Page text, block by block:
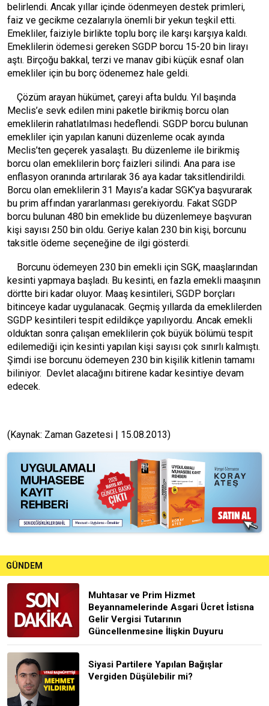
belirlendi. Ancak yıllar içinde ödenmeyen destek primleri,
faiz ve gecikme cezalarıyla önemli bir yekun teşkil etti.
Emekliler, faiziyle birlikte toplu borç ile karşı karşıya kaldı.
Emeklilerin ödemesi gereken SGDP borcu 15-20 bin lirayı
aştı. Birçoğu bakkal, terzi ve manav gibi küçük esnaf olan
emekliler için bu borç ödenemez hale geldi.
Çözüm arayan hükümet, çareyi afta buldu. Yıl başında
Meclis’e sevk edilen mini paketle birikmiş borcu olan
emeklilerin rahatlatılması hedeflendi. SGDP borcu bulunan
emekliler için yapılan kanuni düzenleme ocak ayında
Meclis’ten geçerek yasalaştı. Bu düzenleme ile birikmiş
borcu olan emeklilerin borç faizleri silindi. Ana para ise
enflasyon oranında artırılarak 36 aya kadar taksitlendirildi.
Borcu olan emeklilerin 31 Mayıs’a kadar SGK’ya başvurarak
bu prim affından yararlanması gerekiyordu. Fakat SGDP
borcu bulunan 480 bin emeklide bu düzenlemeye başvuran
kişi sayısı 250 bin oldu. Geriye kalan 230 bin kişi, borcunu
taksitle ödeme seçeneğine de ilgi gösterdi.
Borcunu ödemeyen 230 bin emekli için SGK, maaşlarından
kesinti yapmaya başladı. Bu kesinti, en fazla emekli maaşının
dörtte biri kadar oluyor. Maaş kesintileri, SGDP borçları
bitinceye kadar uygulanacak. Geçmiş yıllarda da emeklilerden
SGDP kesintileri tespit edildikçe yapılıyordu. Ancak emekli
olduktan sonra çalışan emeklilerin çok büyük bölümü tespit
edilemediği için kesinti yapılan kişi sayısı çok sınırlı kalmıştı.
Şimdi ise borcunu ödemeyen 230 bin kişilik kitlenin tamamı
biliniyor. Devlet alacağını bitirene kadar kesintiye devam
edecek.
(Kaynak: Zaman Gazetesi | 15.08.2013)
GÜNDEM
Muhtasar ve Prim Hizmet
Beyannamelerinde Asgari Ücret İstisna
Gelir Vergisi Tutarının
Güncellenmesine İlişkin Duyuru
Siyasi Partilere Yapılan Bağışlar
Vergiden Düşülebilir mi?